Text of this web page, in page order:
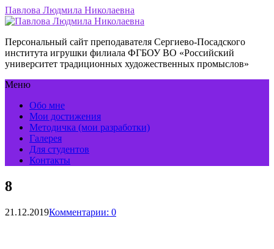
Павлова Людмила Николаевна
Персональный сайт преподавателя Сергиево-Посадского
института игрушки филиала ФГБОУ ВО «Российский
университет традиционных художественных промыслов»
Меню
Обо мне
Мои достижения
Методичка (мои разработки)
Галерея
Для студентов
Контакты
8
21.12.2019Комментарии: 0